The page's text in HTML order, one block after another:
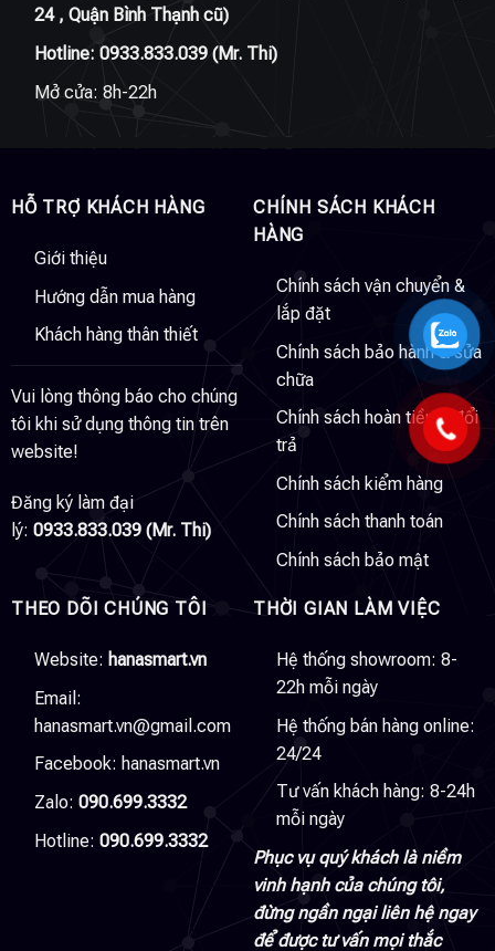
24 , Quận Bình Thạnh cũ)
Hotline: 0933.833.039(Mr. Thi)
Mở cửa: 8h-22h
HỖ TRỢ KHÁCH HÀNG
Giới thiệu
Hướng dẫn mua hàng
Khách hàng thân thiết
Vui lòng thông báo cho chúng
tôi khi sử dụng thông tin trên
website!
Đăng ký làm đại
lý: 0933.833.039 (Mr. Thi)
CHÍNH SÁCH KHÁCH
HÀNG
Chính sách vận chuyển &
lắp đặt
Chính sách bảo hành & sửa
chữa
Chính sách hoàn tiền & đổi
trả
Chính sách kiểm hàng
Chính sách thanh toán
Chính sách bảo mật
THEO DÕI CHÚNG TÔI
Website: hanasmart.vn
Email:
hanasmart.vn@gmail.com
Facebook: hanasmart.vn
Zalo: 090.699.3332
Hotline: 090.699.3332
THỜI GIAN LÀM VIỆC
Hệ thống showroom: 8-
22h mỗi ngày
Hệ thống bán hàng online:
24/24
Tư vấn khách hàng: 8-24h
mỗi ngày
Phục vụ quý khách là niềm
vinh hạnh của chúng tôi,
đừng ngần ngại liên hệ ngay
để được tư vấn mọi thắc